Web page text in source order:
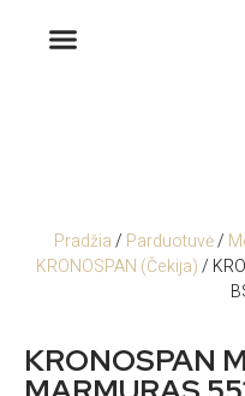
Pradžia/ Parduotuvė/
KRONOSPAN (Čekija)/
KRONOSPAN